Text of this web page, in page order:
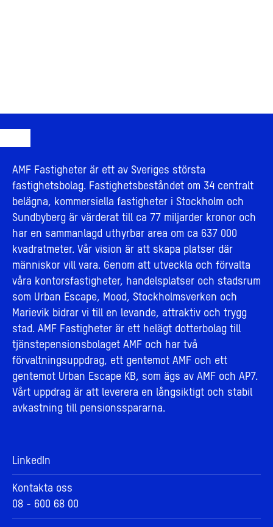
AMF Fastigheter är ett av Sveriges största
fastighetsbolag. Fastighetsbeståndet om 34 centralt
belägna, kommersiella fastigheter i Stockholm och
Sundbyberg är värderat till ca 77 miljarder kronor och
har en sammanlagd uthyrbar area om ca 637 000
kvadratmeter. Vår vision är att skapa platser där
människor vill vara. Genom att utveckla och förvalta
våra kontorsfastigheter, handelsplatser och stadsrum
som Urban Escape, Mood, Stockholmsverken och
Marievik bidrar vi till en levande, attraktiv och trygg
stad. AMF Fastigheter är ett helägt dotterbolag till
tjänstepensionsbolaget AMF och har två
förvaltningsuppdrag, ett gentemot AMF och ett
gentemot Urban Escape KB, som ägs av AMF och AP7.
Vårt uppdrag är att leverera en långsiktigt och stabil
avkastning till pensionsspararna.
LinkedIn
Kontakta oss
08 - 600 68 00